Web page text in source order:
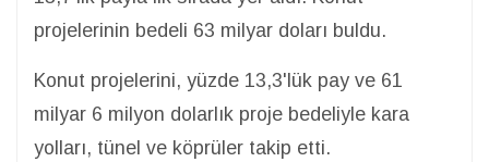
projelerinin bedeli 63 milyar doları buldu.
Konut projelerini, yüzde 13,3'lük pay ve 61
milyar 6 milyon dolarlık proje bedeliyle kara
yolları, tünel ve köprüler takip etti.